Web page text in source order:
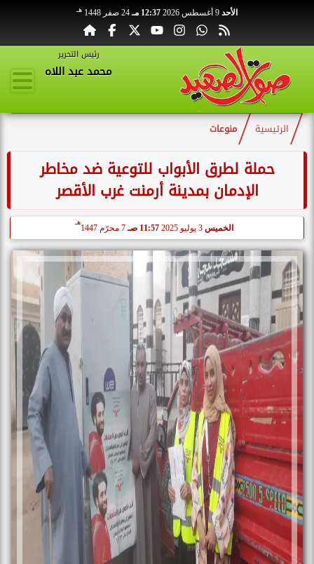
الأحد 12:37 مـ 24 صفر 1448 هـ
رئيس التحرير
محمد عبد اللاه
الرئيسية منوعات
حملة لطرق الأبواب للتوعية ضد مخاطر
الإدمان بمدينة أرمنت غرب الأقصر
الخميس 11:57 صـ 7 محرّم 1447
هـ